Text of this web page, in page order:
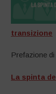
transizione
Prefazione
La spinta